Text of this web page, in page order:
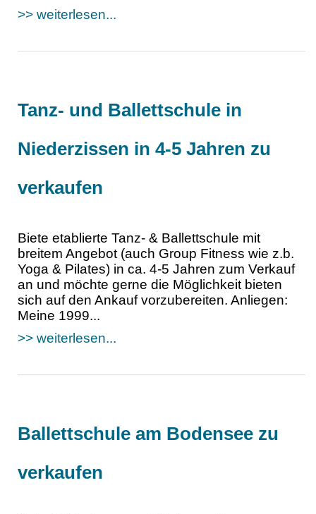
>> weiterlesen...
Tanz- und Ballettschule in
Niederzissen in 4-5 Jahren zu
verkaufen
Biete etablierte Tanz- & Ballettschule mit
breitem Angebot (auch Group Fitness wie z.b.
Yoga & Pilates) in ca. 4-5 Jahren zum Verkauf
an und möchte gerne die Möglichkeit bieten
sich auf den Ankauf vorzubereiten. Anliegen:
Meine 1999...
>> weiterlesen...
Ballettschule am Bodensee zu
verkaufen